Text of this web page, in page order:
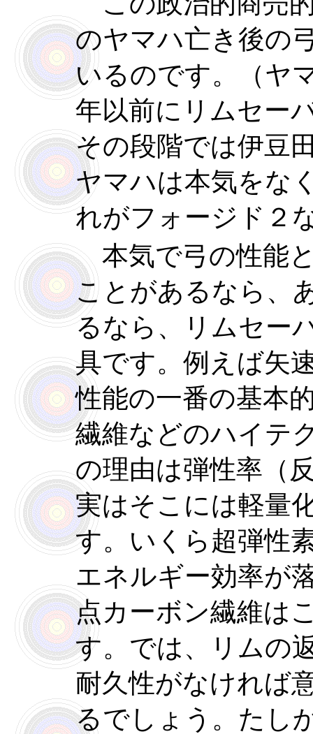
のヤマハ亡き後の
いるのです。（ヤ
年以前にリムセー
その段階では伊豆
ヤマハは本気をな
れがフォージド２
本気で弓の性能
ことがあるなら、
るなら、リムセー
具です。例えば矢
性能の一番の基本
繊維などのハイテ
の理由は弾性率（
実はそこには軽量
す。いくら超弾性
エネルギー効率が
点カーボン繊維は
す。では、リムの
耐久性がなければ
るでしょう。たし